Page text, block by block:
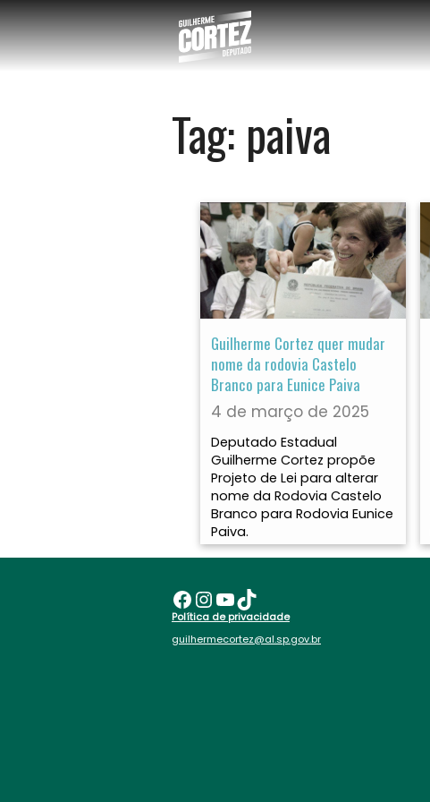
Tag: paiva
Guilherme Cortez quer mudar
nome da rodovia Castelo
Branco para Eunice Paiva
4 de março de 2025
Deputado Estadual
Guilherme Cortez propõe
Projeto de Lei para alterar
nome da Rodovia Castelo
Branco para Rodovia Eunice
Paiva.
Facebook InstagramYoutube TikTok
Política de privacidade
guilhermecortez@al.sp.gov.br